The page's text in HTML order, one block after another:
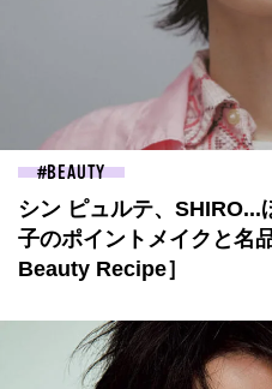
BEAUTY
シン ピュルテ、SHIRO...
子のポイントメイクと名
Beauty Recipe］